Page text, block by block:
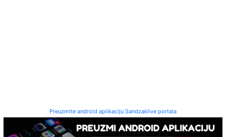
Preuzmite android aplikaciju Sandzaklive portala